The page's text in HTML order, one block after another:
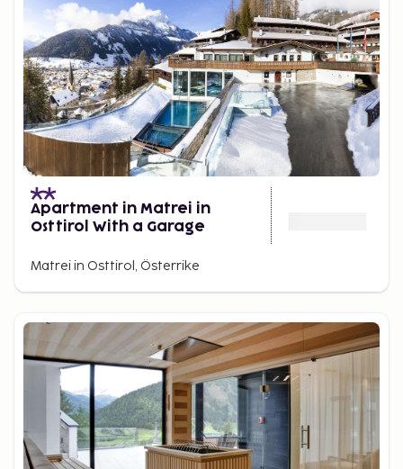
Apartment in Matrei in
Osttirol With a Garage
Matrei in Osttirol, Österrike